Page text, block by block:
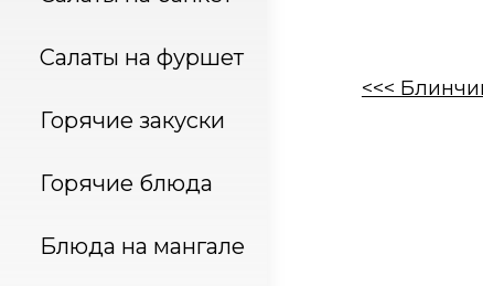
Салаты на фуршет
Горячие закуски
Горячие блюда
Блюда на мангале
<<<